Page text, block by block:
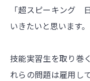
「超スピーキング
いきたいと思います。
技能実習生を取り巻
れらの問題は雇用し